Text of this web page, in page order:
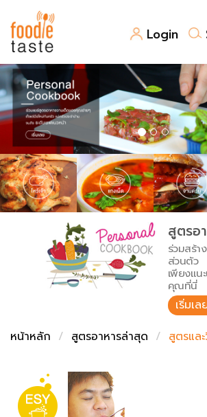
Login
สูตรอาหาร
สูตรอาหารล่าสุด
Top Foodie
พาไปชิม
สารพันก้นครัว
เคล็ดลับน่ารู้
เปรียบเทียบหน่วยการตวง
เปรียบเทียบอุณหภูมิ
เปรียบเทียบน้ำหนักวัตถุดิบ
FoodPedia
สร้าง Cookbook
สูตรอ
ร่วมสร้า
ส่วนตัว
เพียงแน
คุณที่นี่
เริ่มเล
หน้าหลัก
สูตรอาหารล่าสุด สูตรแล